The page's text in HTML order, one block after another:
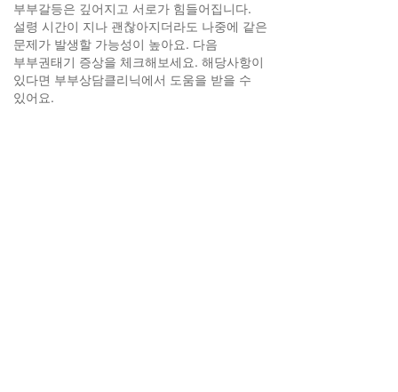
부부갈등은 깊어지고 서로가 힘들어집니다.
설령 시간이 지나 괜찮아지더라도 나중에 같은
문제가 발생할 가능성이 높아요. 다음
부부권태기 증상을 체크해보세요. 해당사항이
있다면 부부상담클리닉에서 도움을 받을 수
있어요.